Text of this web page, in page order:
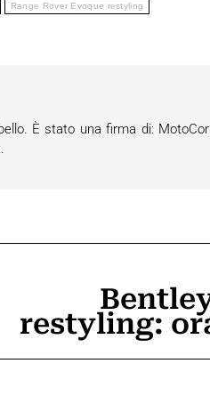
Range Rover Evoque restyling
È stato una firma di:
restyling: